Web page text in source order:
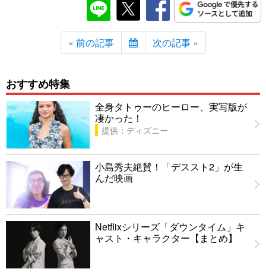
« 前の記事 次の記事 »
おすすめ特集
全身タトゥーのヒーロー、実写版が
凄かった！
提供：ディズニー
小島秀夫絶賛！「デススト2」が生
んだ映画
Netflixシリーズ「ダウンタイム」キ
ャスト・キャラクター【まとめ】